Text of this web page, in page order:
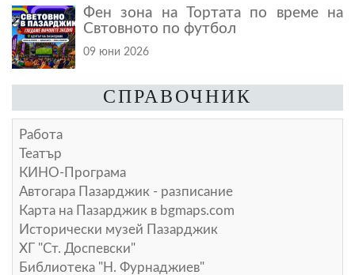
Фен зона на Тортата по време на
Свтовното по футбол
09 юни 2026
СПРАВОЧНИК
Работа
Театър
КИНО-Програма
Автогара Пазарджик - разписание
Карта на Пазарджик в bgmaps.com
Исторически музей Пазарджик
ХГ "Ст. Доспевски"
Библиотека "Н. Фурнаджиев"